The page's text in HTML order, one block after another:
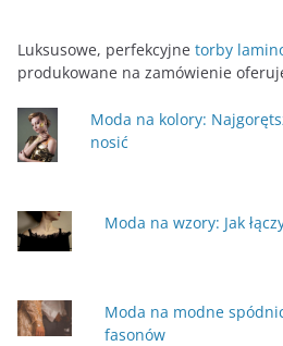
Luksusowe, perfekcyjne torby
produkowane na zamówienie
Moda na kolory:
nosić
Moda na wzory: Jak
Moda na modne
fasonów